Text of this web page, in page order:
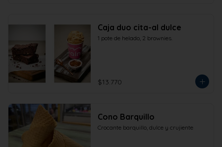
Caja duo cita-al dulce
1 pote de helado, 2 brownies.
$13.770
Cono Barquillo
Crocante barquillo, dulce y crujiente